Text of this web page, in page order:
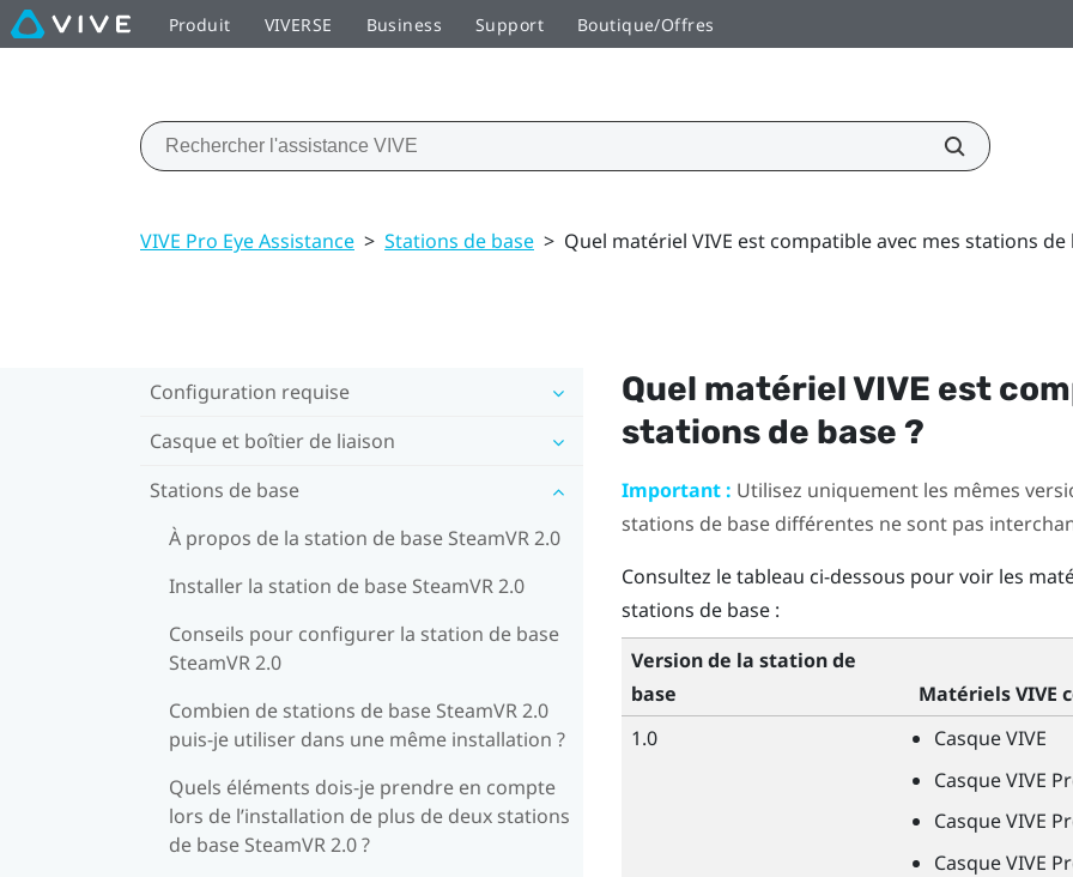
Produit VIVERSE Business Support Boutique/Offres
VIVE Pro Eye Assistance > Stations de base > Quel matériel VIVE est compatible avec mes stations de
Configuration requise
Casque et boîtier de liaison
Stations de base
À propos de la station de base SteamVR 2.0
Installer la station de base SteamVR 2.0
Conseils pour configurer la station de base
SteamVR 2.0
Combien de stations de base SteamVR 2.0
puis-je utiliser dans une même installation ?
Quels éléments dois-je prendre en compte
lors de l’installation de plus de deux stations
de base SteamVR 2.0 ?
Quel matérielVIVE est
stations de base ?
Important : Utilisez uniquement les mêmes
stations de base différentes ne sont pas
Consultez le tableau ci-dessous pour voir les
stations de base :
Version de la station de
base
MatérielsVIVE
1.0
CasqueVIVE
CasqueVIVE
CasqueVIVE
CasqueVIVE